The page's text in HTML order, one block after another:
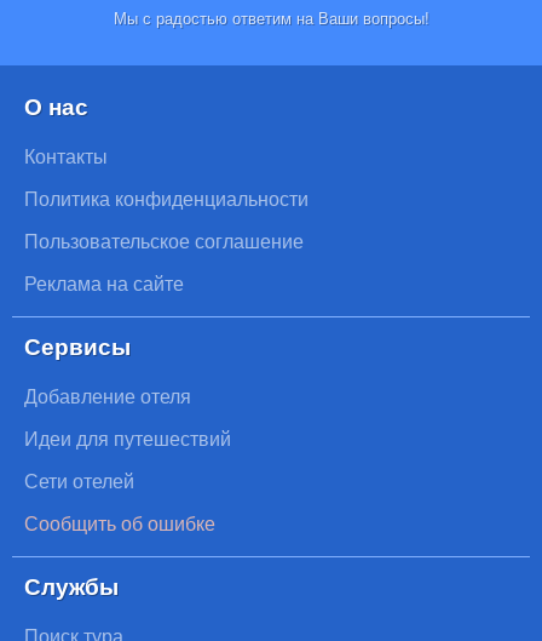
Мы с радостью ответим на Ваши вопросы!
О нас
Контакты
Политика конфиденциальности
Пользовательское соглашение
Реклама на сайте
Сервисы
Добавление отеля
Идеи для путешествий
Сети отелей
Сообщить об ошибке
Службы